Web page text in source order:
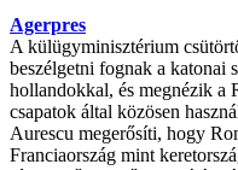
Agerpres
A külügyminisztérium
beszélgetni fognak a katonai
hollandokkal, és megnézik a
csapatok által közösen
Aurescu megerősíti, hogy
Franciaország mint